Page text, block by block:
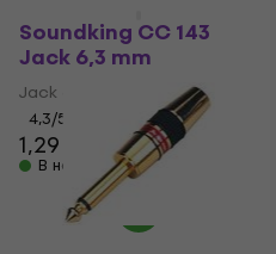
Soundking CC 143
Jack 6,3 mm
Jack 6,3 mm
4,3/5
1,29 €
В наличност